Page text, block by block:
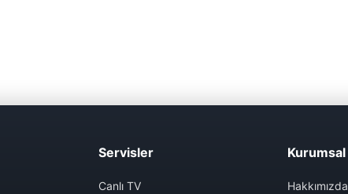
Servisler
Canlı TV
Kurumsal
Hakkımızda